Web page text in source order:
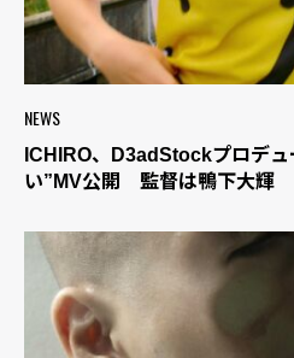
NEWS
ICHIRO、D3adStockプロデ
い”MV公開 監督は鴨下大輝